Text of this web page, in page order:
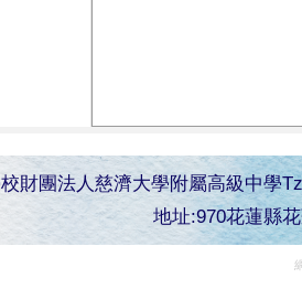
財團法人慈濟大學附屬高級中學
地址:970花蓮縣